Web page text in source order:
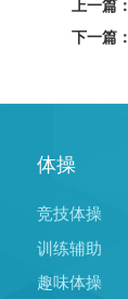
上一篇：
下一篇：
体操
竞技体操
训练辅助
趣味体操